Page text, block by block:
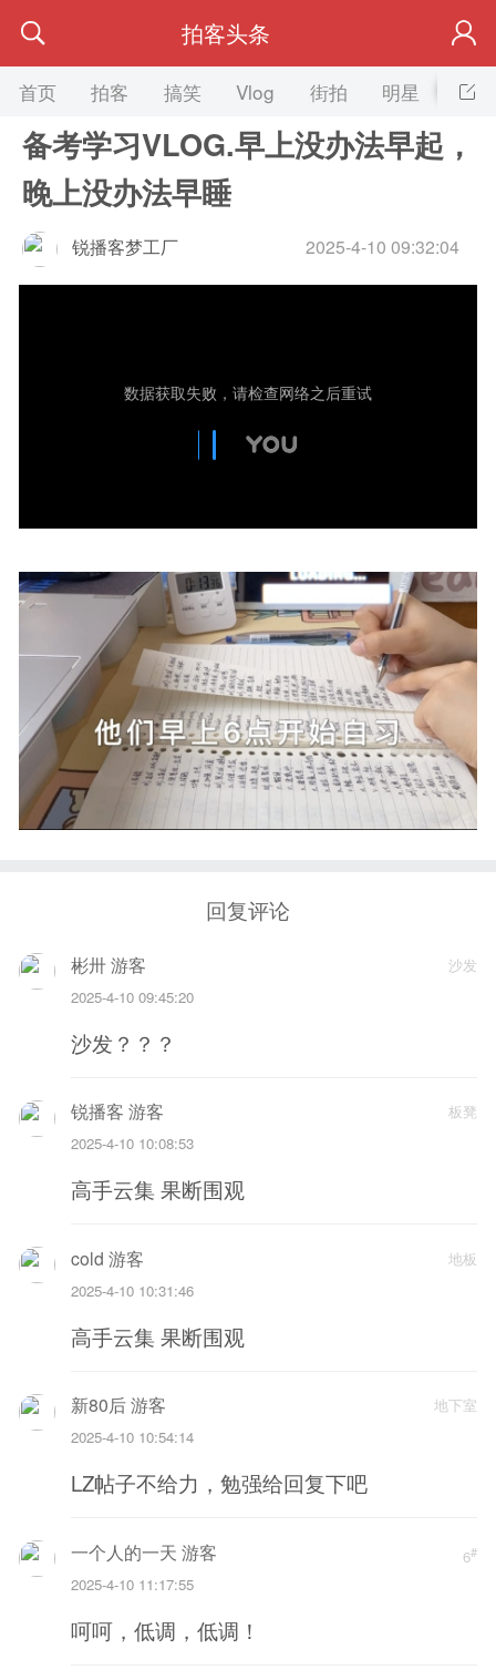
拍客头条
首页 拍客 搞笑 Vlog 街拍 明星 美女
备考学习VLOG.早上没办法早起，
晚上没办法早睡
锐播客梦工厂 2025-4-10 09:32:04
回复评论
沙发
彬卅 游客
2025-4-10 09:45:20
沙发？？？
板凳
锐播客 游客
2025-4-10 10:08:53
高手云集 果断围观
地板
cold 游客
2025-4-10 10:31:46
高手云集 果断围观
地下室
新80后 游客
2025-4-10 10:54:14
LZ帖子不给力，勉强给回复下吧
6#
一个人的一天 游客
2025-4-10 11:17:55
呵呵，低调，低调！